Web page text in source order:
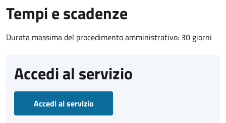
Tempi e scadenze
Durata massima del procedimento amministrativo: 30 giorni
Accedi al servizio
Accedi al servizio